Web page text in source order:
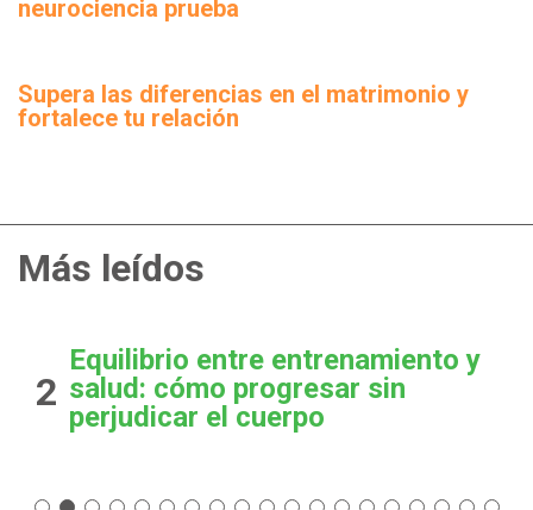
neurociencia prueba
Supera las diferencias en el matrimonio y
fortalece tu relación
Más leídos
2
Equilibrio entre entrenamiento y
salud: cómo progresar sin
perjudicar el cuerpo